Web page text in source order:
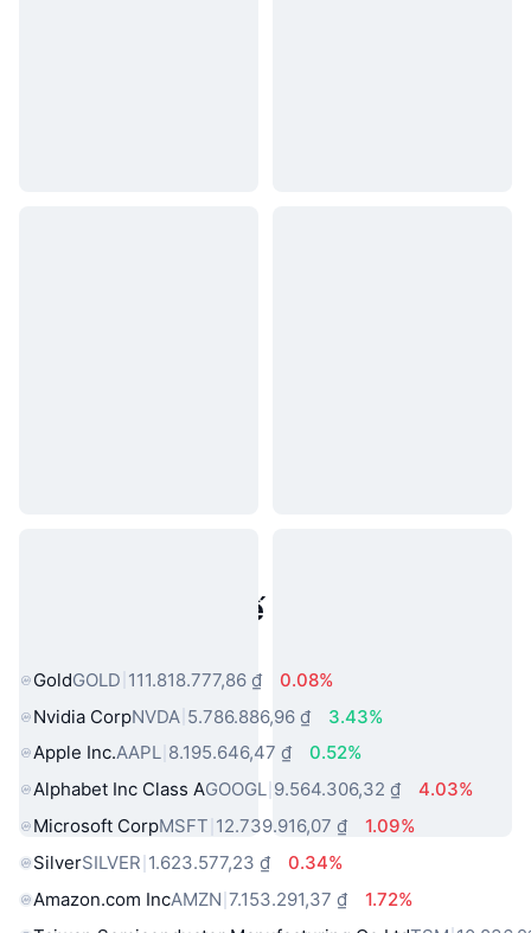
Tài sản trong thế giới thực phổ
GoldGOLD 111.818.777,86 ₫
0.08%
Nvidia CorpNVDA 5.786.886,96 ₫
3.43%
Apple Inc.AAPL 8.195.646,47 ₫
0.52%
Alphabet Inc Class AGOOGL 9.564.306,32 ₫
4.03%
Microsoft CorpMSFT 12.739.916,07 ₫
1.09%
SilverSILVER 1.623.577,23 ₫
0.34%
Amazon.com IncAMZN 7.153.291,37 ₫
1.72%